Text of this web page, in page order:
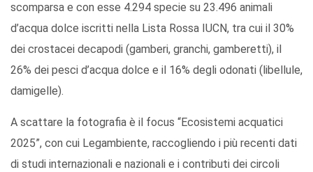
scomparsa e con esse 4.294 specie su 23.496 animali
d’acqua dolce iscritti nella Lista Rossa IUCN, tra cui il 30%
dei crostacei decapodi (gamberi, granchi, gamberetti), il
26% dei pesci d’acqua dolce e il 16% degli odonati (libellule,
damigelle).
A scattare la fotografia è il focus “Ecosistemi acquatici
2025”, con cui Legambiente, raccogliendo i più recenti dati
di studi internazionali e nazionali e i contributi dei circoli